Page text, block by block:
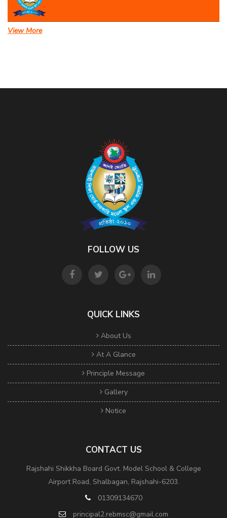
View More
FOLLOW US
QUICK LINKS
About Us
At A Glance
Principle Message
Gallery
Notice
CONTACT US
Rajshahi Shikkha Board Govt. Model School & College
Airport Road, Shalbagan, Rajshahi-6203.
01309134670
principal2.rebmsc@gmail.com